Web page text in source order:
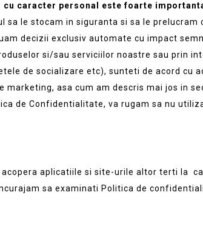
caracter personal este foarte
sa le stocam in siguranta si sa le
decizii exclusiv automate cu impact
si/sau serviciilor noastre sau prin
de socializare etc), sunteti de acord
asa cum am descris mai jos in
de Confidentialitate, va rugam sa nu
aplicatiile si site-urile altor terti la
sa examinati Politica de